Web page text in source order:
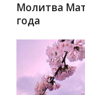
Молитва
года